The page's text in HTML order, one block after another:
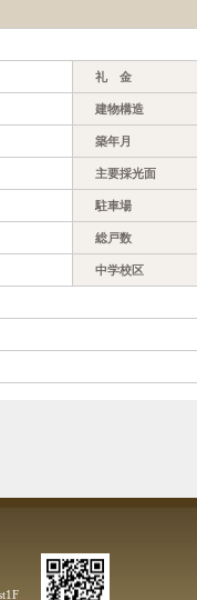
礼 金
建物構造
築年月
主要採光面
駐車場
総戸数
中学校区